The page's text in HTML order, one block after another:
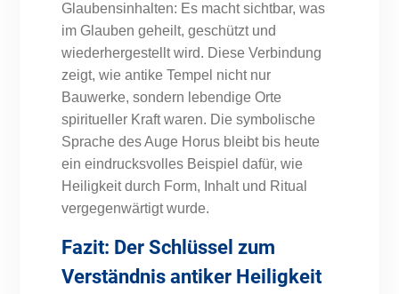
Glaubensinhalten: Es macht sichtbar, was
im Glauben geheilt, geschützt und
wiederhergestellt wird. Diese Verbindung
zeigt, wie antike Tempel nicht nur
Bauwerke, sondern lebendige Orte
spiritueller Kraft waren. Die symbolische
Sprache des Auge Horus bleibt bis heute
ein eindrucksvolles Beispiel dafür, wie
Heiligkeit durch Form, Inhalt und Ritual
vergegenwärtigt wurde.
Fazit: Der Schlüssel zum
Verständnis antiker Heiligkeit